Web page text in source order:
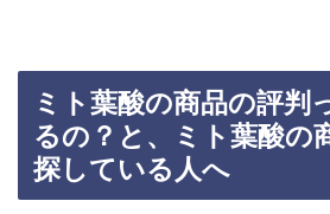
ミト葉酸の商品の評判
るの？と、ミト葉酸の
探している人へ